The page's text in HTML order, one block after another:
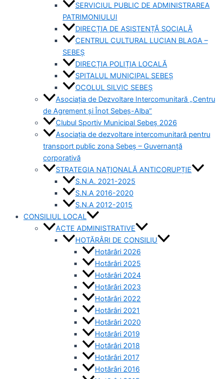
SERVICIUL PUBLIC DE ADMINISTRAREA
PATRIMONIULUI
DIRECȚIA DE ASISTENȚĂ SOCIALĂ
CENTRUL CULTURAL LUCIAN BLAGA –
SEBEȘ
DIRECȚIA POLIȚIA LOCALĂ
SPITALUL MUNICIPAL SEBEȘ
OCOLUL SILVIC SEBEȘ
Asociația de Dezvoltare Intercomunitară „Centru
de Agrement și Înot Sebeș-Alba”
Clubul Sportiv Municipal Sebeș 2026
Asociația de dezvoltare intercomunitară pentru
transport public zona Sebeș – Guvernanță
corporativă
STRATEGIA NAȚIONALĂ ANTICORUPȚIE
S.N.A. 2021-2025
S.N.A 2016-2020
S.N.A 2012-2015
CONSILIUL LOCAL
ACTE ADMINISTRATIVE
HOTĂRÂRI DE CONSILIU
Hotărâri 2026
Hotărâri 2025
Hotărâri 2024
Hotărâri 2023
Hotărâri 2022
Hotărâri 2021
Hotărâri 2020
Hotărâri 2019
Hotărâri 2018
Hotărâri 2017
Hotărâri 2016